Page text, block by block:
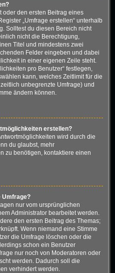
oder den ersten Beitrag eines
„Umfrage erstellen“ unterhalb
Solltest du diesen Bereich nicht
nicht die Berechtigung,
Titel und mindestens zwei
Felder eingeben und dabei
in einer eigenen Zeile steht.
pro Benutzer“ festlegen,
kann, welches Zeitlimit für die
unbegrenzte Umfrage) und
ändern können.
erstellen?
wird durch die
du glaubst, mehr
zu benötigen, kontaktiere einen
Umfrage?
nur vom ursprünglichen
Administrator bearbeitet werden.
den ersten Beitrag des Themas;
Wenn niemand eine Stimme
die Umfrage löschen oder die
schon ein Benutzer
nur noch von Moderatoren oder
werden. Dadurch soll die
verhindert werden.